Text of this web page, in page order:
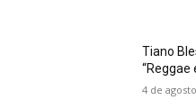
Tiano
“Reggae
4 de